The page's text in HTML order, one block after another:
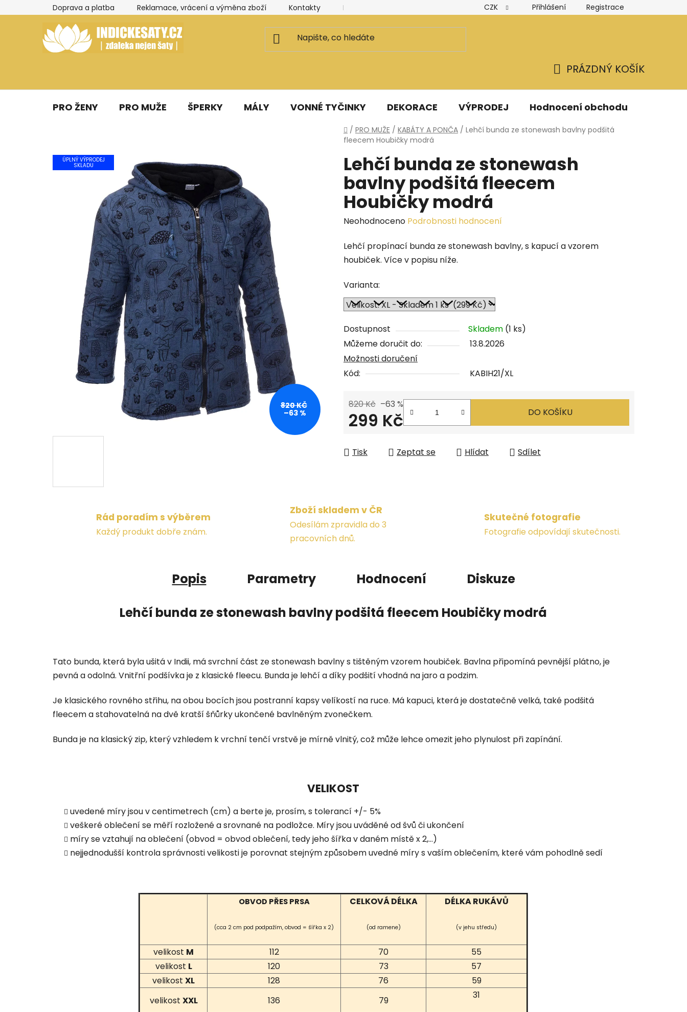
na
Doprava a platba Reklamace, vrácení a výměna zboží Kontakty Kancelář a ateliér Hodnocení obchodu Obchodní podmínky
CZK Přihlášení Registrace
KOŠÍK
PRÁZDNÝ KOŠÍK
PRO ŽENY PRO MUŽE ŠPERKY MÁLY VONNÉ TYČINKY DEKORACE VÝPRODEJ Hodnocení obchodu
Domů
/ PRO MUŽE / KABÁTY A PONČA / Lehčí bunda ze stonewash bavlny podšitá
fleecem Houbičky modrá
Lehčí bunda ze stonewash
bavlny podšitá fleecem
Houbičky modrá
Průměrné
produktu
je
z
5
Neohodnoceno Podrobnosti hodnocení
Lehčí propínací bunda ze stonewash bavlny, s kapucí a vzorem
houbiček. Více v popisu níže.
Varianta:
Dostupnost Skladem (1 ks)
Můžeme doručit do:
13.8.2026
Možnosti doručení
Kód:
KABIH21/XL
820 Kč –63 %
299 Kč DO KOŠÍKU
Tisk Zeptat se Hlídat Sdílet
ÚPLNÝ VÝPRODEJ
SKLADU
820 KČ
–63 %
Rád poradím s výběrem
Každý produkt dobře znám.
Zboží skladem v ČR
Odesílám zpravidla do 3
pracovních dnů.
Skutečné fotografie
Fotografie odpovídají skutečnosti.
Popis Parametry Hodnocení
Diskuze
Lehčí bunda ze stonewash bavlny podšitá fleecem Houbičky modrá
Tato bunda, která byla ušitá v Indii, má svrchní část ze stonewash bavlny s tištěným vzorem houbiček. Bavlna připomíná pevnější plátno, je
pevná a odolná. Vnitřní podšívka je z klasické fleecu. Bunda je lehčí a díky podšití vhodná na jaro a podzim.
Je klasického rovného střihu, na obou bocích jsou postranní kapsy velíkostí na ruce. Má kapuci, která je dostatečně velká, také podšitá
fleecem a stahovatelná na dvě kratší šňůrky ukončené bavlněným zvonečkem.
Bunda je na klasický zip, který vzhledem k vrchní tenčí vrstvě je mírně vlnitý, což může lehce omezit jeho plynulost při zapínání.
VELIKOST
uvedené míry jsou v centimetrech (cm) a berte je, prosím, s tolerancí +/- 5%
veškeré oblečení se měří rozložené a srovnané na podložce. Míry jsou uváděné od švů či ukončení
míry se vztahují na oblečení (obvod = obvod oblečení, tedy jeho šířka v daném místě x 2,...)
nejjednodušší kontrola správnosti velikosti je porovnat stejným způsobem uvedné míry s vaším oblečením, které vám pohodlně sedí
OBVOD PŘES PRSA
(cca 2 cm pod podpažím, obvod = šířka x 2)
CELKOVÁ DÉLKA
(od ramene)
DÉLKA RUKÁVŮ
(v jehu středu)
velikost M 112 70
55
velikost L 120 73
57
velikost XL 128 76
59
velikost XXL 136 79 31